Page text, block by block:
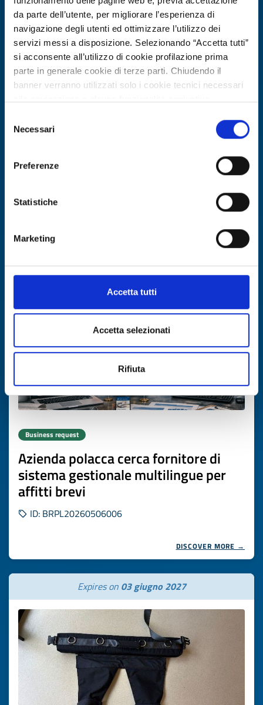
da parte dell’utente, per migliorare l’esperienza di
navigazione degli utenti ed ottimizzare l’utilizzo dei
servizi messi a disposizione. Selezionando “Accetta tutti”
si acconsente all’utilizzo di cookie profilazione prima
parte in generale cookie di terze parti. Chiudendo il
banner verranno utilizzati solo i cookie tecnici necessari
Per conoscere i dettagli, consulta la nostra cookie policy.
https://www.openinnovation.regione.lombardia.it/it/co
https://www.openinnovation.regione.lombardia.it/it/pr
delNecessari
Preferenze
Statistiche
Marketing
Accetta tutti
Accetta selezionati
Rifiuta
Business request
Azienda maltese cerca partner per
soluzione di mobilità intelligente
ID: BRMT20260504027
DISCOVER MORE →
Business request
Azienda polacca cerca fornitore di
sistema gestionale multilingue per
affitti brevi
ID: BRPL20260506006
DISCOVER MORE →
Expires on 03 giugno 2027